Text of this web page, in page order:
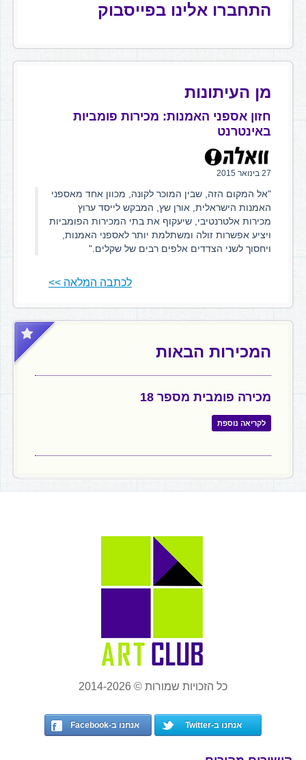
התחברו אלינו בפייסבוק
מן העיתונות
חזון אספני האמנות: מכירות פומביות
באינטרנט
27 בינואר 2015
"אל המקום הזה, שבין המוכר לקונה, מכוון אחד מאספני
האמנות הישראלית, אורן שץ, המבקש לייסד ערוץ
מכירות אלטרנטיבי, שיעקוף את בתי המכירות הפומביות
ויציע אפשרות זולה ומשתלמת יותר לאספני האמנות,
ויחסוך לשני הצדדים אלפים רבים של שקלים."
לכתבה המלאה >>
המכירות הבאות
מכירה פומבית מספר 18
לקריאה נוספת
כל הזכויות שמורות © 2014-2026
אנחנו ב-Twitter אנחנו ב-Facebook